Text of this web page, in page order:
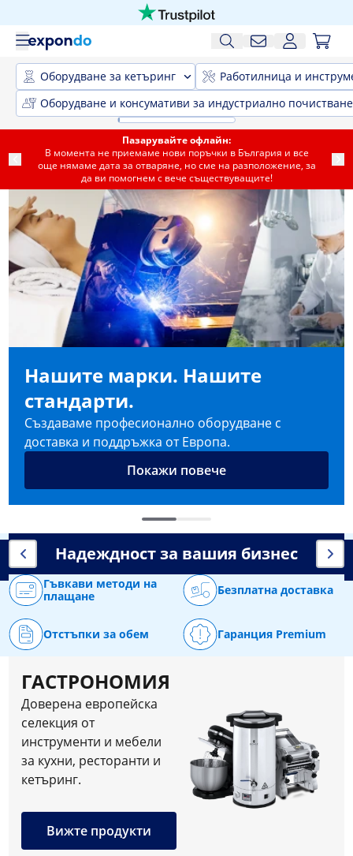
Оборудване за кетъринг
Работилница и
Оборудване и консумативи за индустриално почистване
Пазарувайте офлайн:
В момента не приемаме нови поръчки в България и все
още нямаме дата за отваряне, но сме на разположение, за
да ви помогнем с вече съществуващите!
Нашите марки. Нашите
стандарти.
Създаваме професионално оборудване с
доставка и поддръжка от Европа.
Покажи повече
Надеждност за вашия бизнес
Гъвкави методи на
плащане
Безплатна доставка
Отстъпки за обем Гаранция Premium
ГАСТРОНОМИЯ
Доверена европейска
селекция от
инструменти и мебели
за кухни, ресторанти и
кетъринг.
Вижте продукти